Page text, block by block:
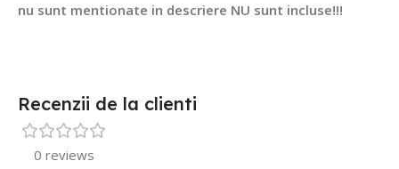
nu sunt mentionate in descriere NU sunt incluse!!!
Recenzii de la clienti
0 reviews